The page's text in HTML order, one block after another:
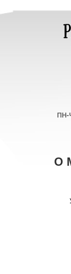
ПН-
О